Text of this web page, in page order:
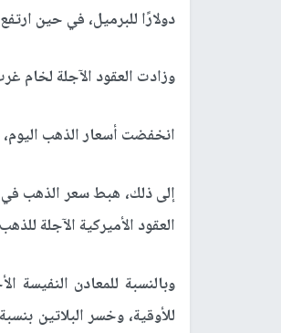
دولارًا للبرميل، ​في حين ارتفع عقد أغسطس
وزادت العقود الآجلة لخام غرب تكساس الوسيط
انخفضت أسعار الذهب اليوم، بحلول
العقود الأميركية الآجلة للذهب تسليم